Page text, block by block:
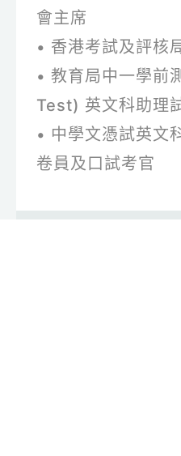
會主席
• 香港考試及評核
• 教育局中一學
Test) 英文科助理
• 中學文憑試英文
卷員及口試考官